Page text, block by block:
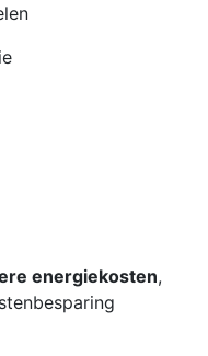
energiekosten,